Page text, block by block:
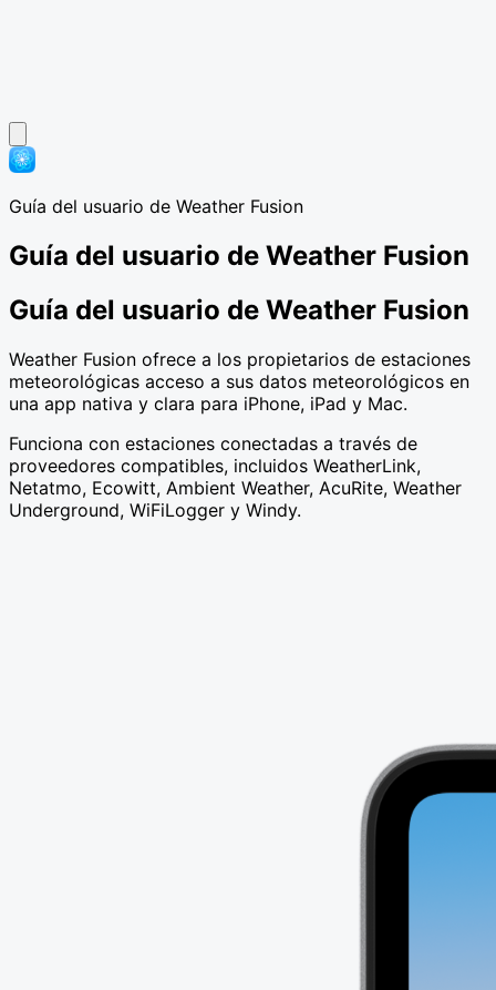
Guía del usuario de Weather Fusion
Guía del usuario de Weather Fusion
Guía del usuario de Weather Fusion
Weather Fusion ofrece a los propietarios de estaciones
meteorológicas acceso a sus datos meteorológicos en
una app nativa y clara para iPhone, iPad y Mac.
Funciona con estaciones conectadas a través de
proveedores compatibles, incluidos WeatherLink,
Netatmo, Ecowitt, Ambient Weather, AcuRite, Weather
Underground, WiFiLogger y Windy.